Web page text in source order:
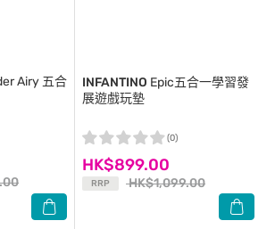
Airy 五合
INFANTINO Epic五合一學習發
展遊戲玩墊
HK$899.00
RRP HK$1,099.00
(0)